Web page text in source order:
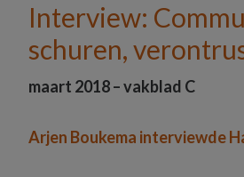
Interview:
schuren,
maart 2018 – vakblad C
Arjen Boukema interviewde